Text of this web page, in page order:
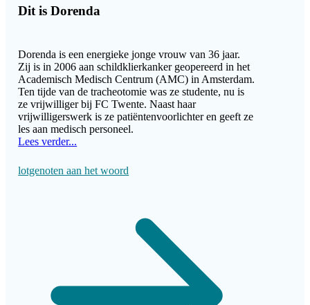
Dit is Dorenda
Dorenda is een energieke jonge vrouw van 36 jaar.
Zij is in 2006 aan schildklierkanker geopereerd in het
Academisch Medisch Centrum (AMC) in Amsterdam.
Ten tijde van de tracheotomie was ze studente, nu is
ze vrijwilliger bij FC Twente. Naast haar
vrijwilligerswerk is ze patiëntenvoorlichter en geeft ze
les aan medisch personeel.
Lees verder...
lotgenoten aan het woord